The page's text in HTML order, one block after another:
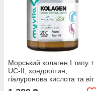
Морський колаген I типу +
UC-II, хондроїтин,
гіалуронова кислота та віт.